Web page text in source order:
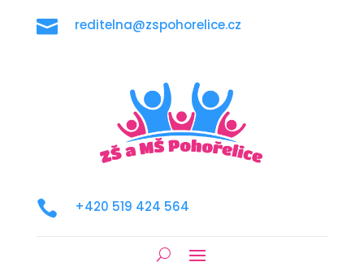
 reditelna@zspohorelice.cz
 +420 519 424 564